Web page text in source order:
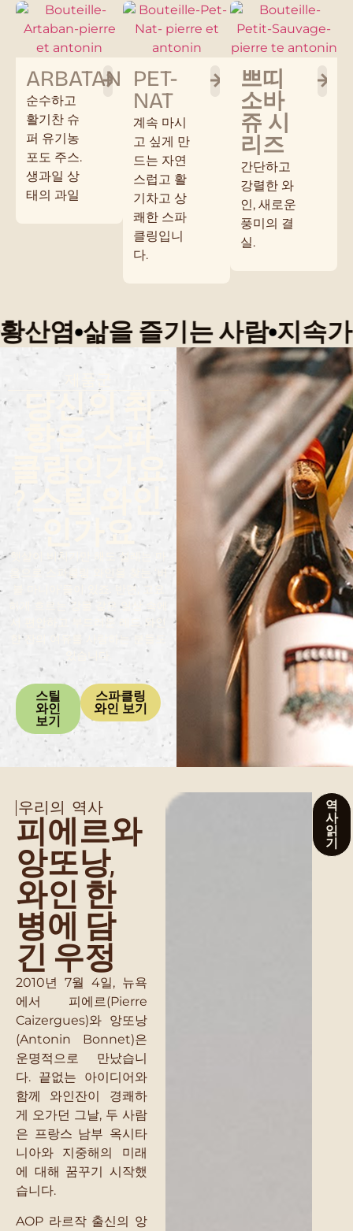
ARBATAN
순수하고
활기찬 슈
퍼 유기농
포도 주스.
생과일 상
태의 과일
PET-
NAT
계속 마시
고 싶게 만
드는 자연
스럽고 활
기차고 상
쾌한 스파
클링입니
다.
쁘띠
소바
쥬 시
리즈
간단하고
강렬한 와
인, 새로운
풍미의 결
실.
염 삶을 즐기는 사람 지속가능
제품군
당신의 취
향은 스파
클링인가요
? 스틸 와인
인가요
햇살이 비치기만 해도 설레는 마
음으로 스파클링 와인을 찾는 ‘버
블 마니아’들이 있죠. 반면, 고요
하게 흐르는 강물 같은 일상 속에
서 편안하고 부드러운 레드 와인
한 잔의 여유를 사랑하는 분들도
있습니다.
스틸
와인
보기
스파클링
와인 보기
우리의 역사
피에르와
앙또낭,
와인 한
병에 담
긴 우정
2010년 7월 4일, 뉴욕
에서 피에르(Pierre
Caizergues)와 앙또낭
(Antonin Bonnet)은
운명적으로 만났습니
다. 끝없는 아이디어와
함께 와인잔이 경쾌하
게 오가던 그날, 두 사람
은 프랑스 남부 옥시타
니아와 지중해의 미래
에 대해 꿈꾸기 시작했
습니다.
AOP 라르작 출신의 앙
역
사
읽
기